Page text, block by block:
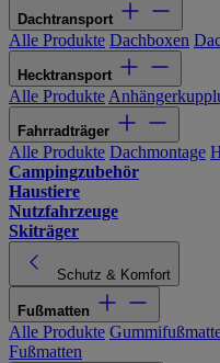
Dachtransport
Alle Produkte Dachboxen
Hecktransport
Alle Produkte
Fahrradträger
Alle Produkte Dachmontage
Campingzubehör
Haustiere
Nutzfahrzeuge
Skiträger
Schutz & Komfort
Fußmatten
Alle Produkte
Fußmatten